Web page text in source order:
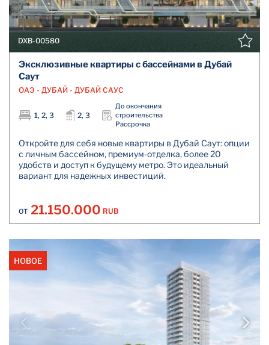
DXB-00580
Эксклюзивные квартиры с бассейнами в Дубай
Саут
ОАЭ - ДУБАЙ - ДУБАЙ САУС
1, 2, 3 2, 3
До окончания
строительства
Рассрочка
Откройте для себя новые квартиры в Дубай Саут: опции
с личным бассейном, премиум-отделка, более 20
удобств и доступ к будущему метро. Это идеальный
вариант для надежных инвестиций.
ОТ 21.150.000 RUB
НОВОЕ